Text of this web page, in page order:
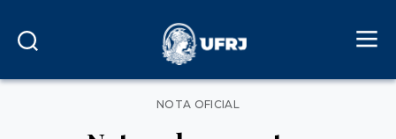
Categorias
NOTA OFICIAL